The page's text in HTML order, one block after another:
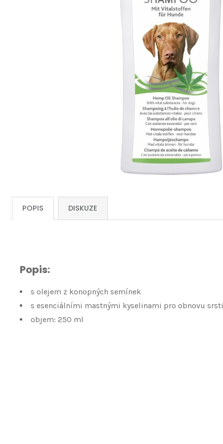
POPIS DISKUZE
Popis:
s olejem z konopných semínek
s esenciálními mastnými kyselinami pro obnovu srsti
objem: 250 ml